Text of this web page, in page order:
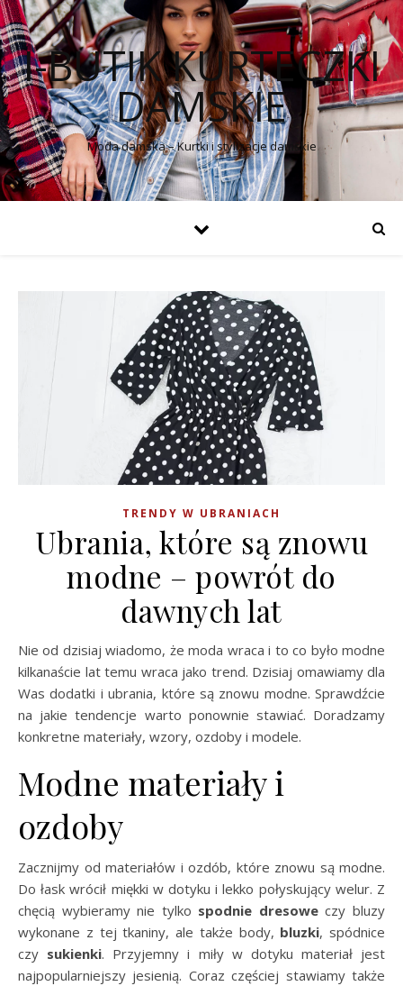
I-BUTIK KURTECZKI
DAMSKIE
Moda damska – Kurtki i stylizacje damskie
TRENDY W UBRANIACH
Ubrania, które są znowu
modne – powrót do
dawnych lat
Nie od dzisiaj wiadomo, że moda wraca i to co było modne
kilkanaście lat temu wraca jako trend. Dzisiaj omawiamy dla
Was dodatki i ubrania, które są znowu modne. Sprawdźcie
na jakie tendencje warto ponownie stawiać. Doradzamy
konkretne materiały, wzory, ozdoby i modele.
Modne materiały i
ozdoby
Zacznijmy od materiałów i ozdób, które znowu są modne.
Do łask wrócił miękki w dotyku i lekko połyskujący welur. Z
chęcią wybieramy nie tylko spodnie dresoweczy bluzy
wykonane z tej tkaniny, ale także body, bluzki, spódnice
czy sukienki. Przyjemny i miły w dotyku materiał jest
najpopularniejszy jesienią. Coraz częściej stawiamy także